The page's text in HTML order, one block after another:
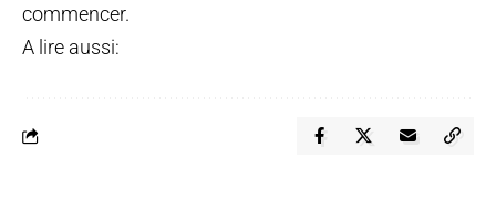
commencer.
A lire aussi: